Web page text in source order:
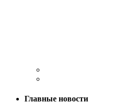
Главные новости